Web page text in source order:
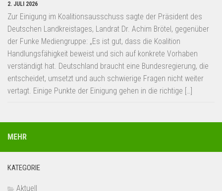
2. JULI 2026
Zur Einigung im Koalitionsausschuss sagte der Präsident des
Deutschen Landkreistages, Landrat Dr. Achim Brötel, gegenüber
der Funke Mediengruppe: „Es ist gut, dass die Koalition
Handlungsfähigkeit beweist und sich auf konkrete Vorhaben
verständigt hat. Deutschland braucht eine Bundesregierung, die
entscheidet, umsetzt und auch schwierige Fragen nicht weiter
vertagt. Einige Punkte der Einigung gehen in die richtige […]
MEHR
KATEGORIE
Aktuell